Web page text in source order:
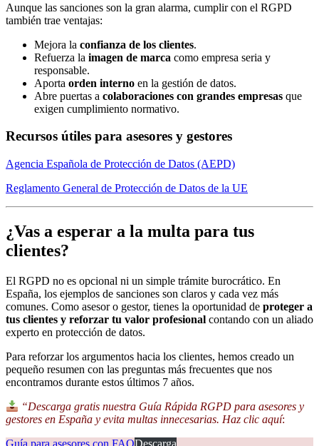
Aunque las sanciones son la gran alarma, cumplir con el RGPD
también trae ventajas:
Mejora la confianza de los clientes.
Refuerza la imagen de marca como empresa seria y
responsable.
Aporta orden interno en la gestión de datos.
Abre puertas a colaboraciones con grandes empresas que
exigen cumplimiento normativo.
Recursos útiles para asesores y gestores
Agencia Española de Protección de Datos (AEPD)
Reglamento General de Protección de Datos de la UE
¿Vas a esperar a la multa para tus
clientes?
El RGPD no es opcional ni un simple trámite burocrático. En
España, los ejemplos de sanciones son claros y cada vez más
comunes. Como asesor o gestor, tienes la oportunidad de proteger a
tus clientes y reforzar tu valor profesional contando con un aliado
experto en protección de datos.
Para reforzar los argumentos hacia los clientes, hemos creado un
pequeño resumen con las preguntas más frecuentes que nos
encontramos durante estos últimos 7 años.
“Descarga gratis nuestra Guía Rápida RGPD para asesores y
gestores en España y evita multas innecesarias. Haz clic aquí: